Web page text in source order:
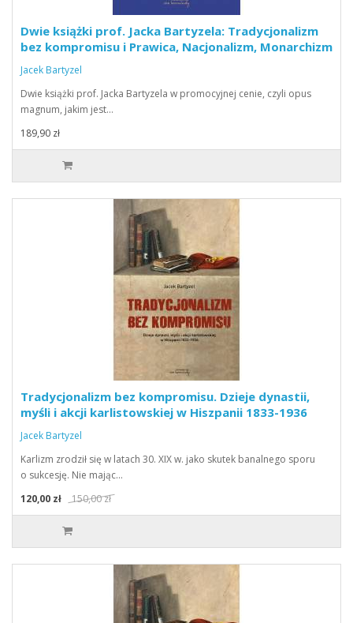
Dwie książki prof. Jacka Bartyzela: Tradycjonalizm
bez kompromisu i Prawica, Nacjonalizm, Monarchizm
Jacek Bartyzel
Dwie książki prof. Jacka Bartyzela w promocyjnej cenie, czyli opus
magnum, jakim jest…
189,90 zł
Tradycjonalizm bez kompromisu. Dzieje dynastii,
myśli i akcji karlistowskiej w Hiszpanii 1833-1936
Jacek Bartyzel
Karlizm zrodził się w latach 30. XIX w. jako skutek banalnego sporu
o sukcesję. Nie mając…
120,00 zł
150,00 zł